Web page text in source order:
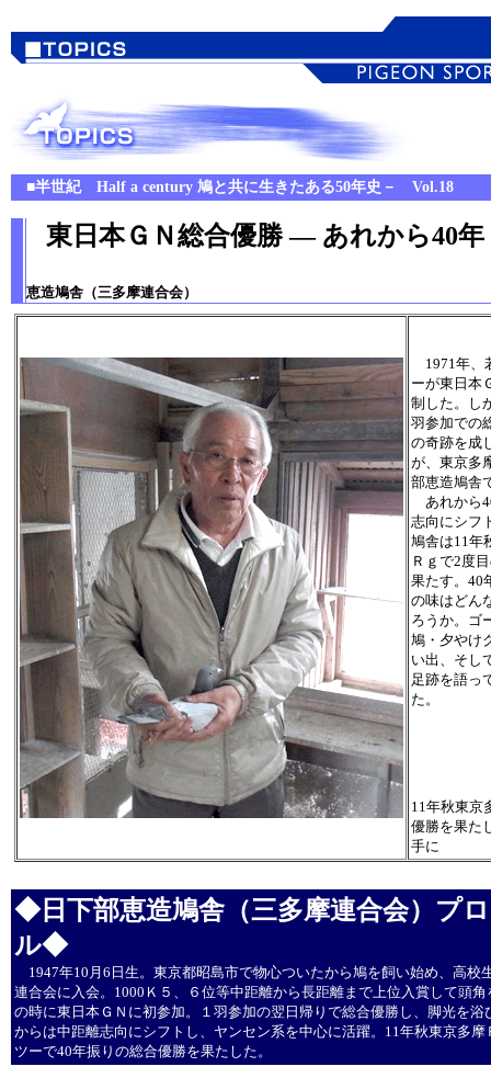
■半世紀Half a century 鳩と共に生きたある50年史－ Vol.18
東日本ＧＮ総合優勝 ― あれから40年
恵造鳩舎（三多摩連合会）
1971年、
ーが東日本
制した。し
羽参加での
の奇跡を成
が、東京多
部恵造鳩舎
あれから
志向にシフ
鳩舎は11年
Ｒｇで2度
果たす。40
の味はどん
ろうか。ゴ
鳩・夕やけ
い出、そし
足跡を語っ
た。
11年秋東京
優勝を果た
手に
◆日下部恵造鳩舎（三多摩連合会）プ
ル◆
1947年10月6日生。東京都昭島市で物心ついたから鳩を飼い始め、高校
連合会に入会。1000Ｋ５、６位等中距離から長距離まで上位入賞して頭角
の時に東日本ＧＮに初参加。１羽参加の翌日帰りで総合優勝し、脚光を浴
からは中距離志向にシフトし、ヤンセン系を中心に活躍。11年秋東京多摩
ツーで40年振りの総合優勝を果たした。